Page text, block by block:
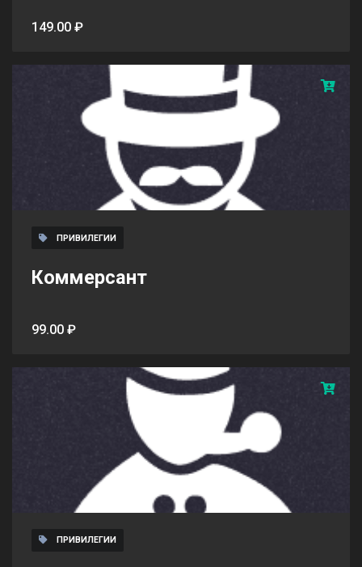
149.00 ₽
ПРИВИЛЕГИИ
Коммерсант
99.00 ₽
ПРИВИЛЕГИИ